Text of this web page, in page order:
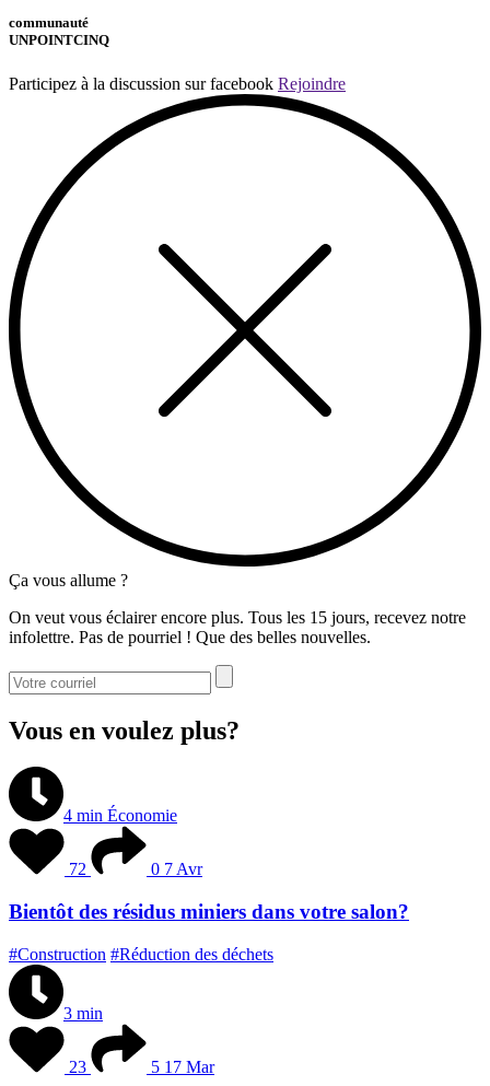
communauté
UNPOINTCINQ
Participez à la discussion sur facebook Rejoindre
Ça vous allume ?
On veut vous éclairer encore plus. Tous les 15 jours, recevez notre
infolettre. Pas de pourriel ! Que des belles nouvelles.
Vous en voulez plus?
4 min Économie
72 0 7 Avr
Bientôt des résidus miniers dans votre salon?
#Construction #Réduction des déchets
3 min
23 5 17 Mar